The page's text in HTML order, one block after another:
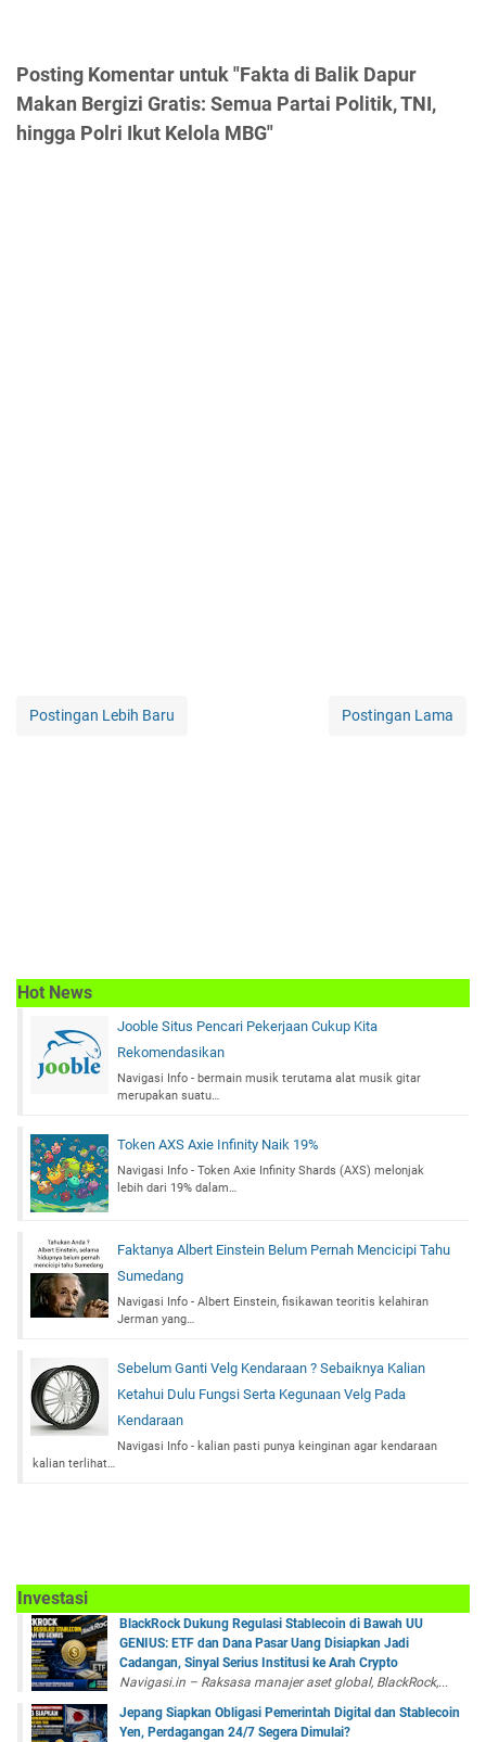
Posting Komentar untuk "Fakta di Balik Dapur
Makan Bergizi Gratis: Semua Partai Politik, TNI,
hingga Polri Ikut Kelola MBG"
Postingan Lebih Baru Postingan Lama
Hot News
Jooble Situs Pencari Pekerjaan Cukup Kita
Rekomendasikan
Navigasi Info - bermain musik terutama alat musik gitar
merupakan suatu…
Token AXS Axie Infinity Naik 19%
Navigasi Info - Token Axie Infinity Shards (AXS) melonjak
lebih dari 19% dalam…
Faktanya Albert Einstein Belum Pernah Mencicipi Tahu
Sumedang
Navigasi Info - Albert Einstein, fisikawan teoritis kelahiran
Jerman yang…
Sebelum Ganti Velg Kendaraan ? Sebaiknya Kalian
Ketahui Dulu Fungsi Serta Kegunaan Velg Pada
Kendaraan
Navigasi Info - kalian pasti punya keinginan agar kendaraan
kalian terlihat…
Investasi
BlackRock Dukung Regulasi Stablecoin di Bawah UU
GENIUS: ETF dan Dana Pasar Uang Disiapkan Jadi
Cadangan, Sinyal Serius Institusi ke Arah Crypto
Navigasi.in – Raksasa manajer aset global, BlackRock,...
Jepang Siapkan Obligasi Pemerintah Digital dan Stablecoin
Yen, Perdagangan 24/7 Segera Dimulai?